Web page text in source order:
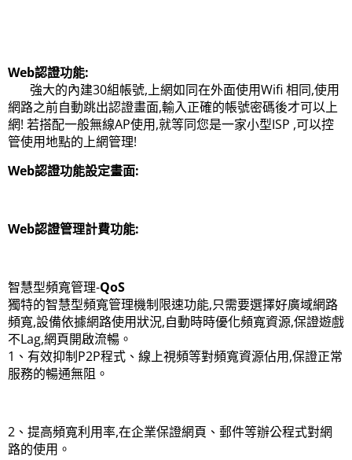
Web認證功能:
強大的內建30組帳號,上網如同在外面使用Wifi 相同,使用
網路之前自動跳出認證畫面,輸入正確的帳號密碼後才可以上
網! 若搭配一般無線AP使用,就等同您是一家小型ISP ,可以控
管使用地點的上網管理!
Web認證功能設定畫面:
Web認證管理計費功能:
智慧型頻寬管理-QoS
獨特的智慧型頻寬管理機制限速功能,只需要選擇好廣域網路
頻寬,設備依據網路使用狀況,自動時時優化頻寬資源,保證遊戲
不Lag,網頁開啟流暢。
1、有效抑制P2P程式、線上視頻等對頻寬資源佔用,保證正常
服務的暢通無阻。
2、提高頻寬利用率,在企業保證網頁、郵件等辦公程式對網
路的使用。